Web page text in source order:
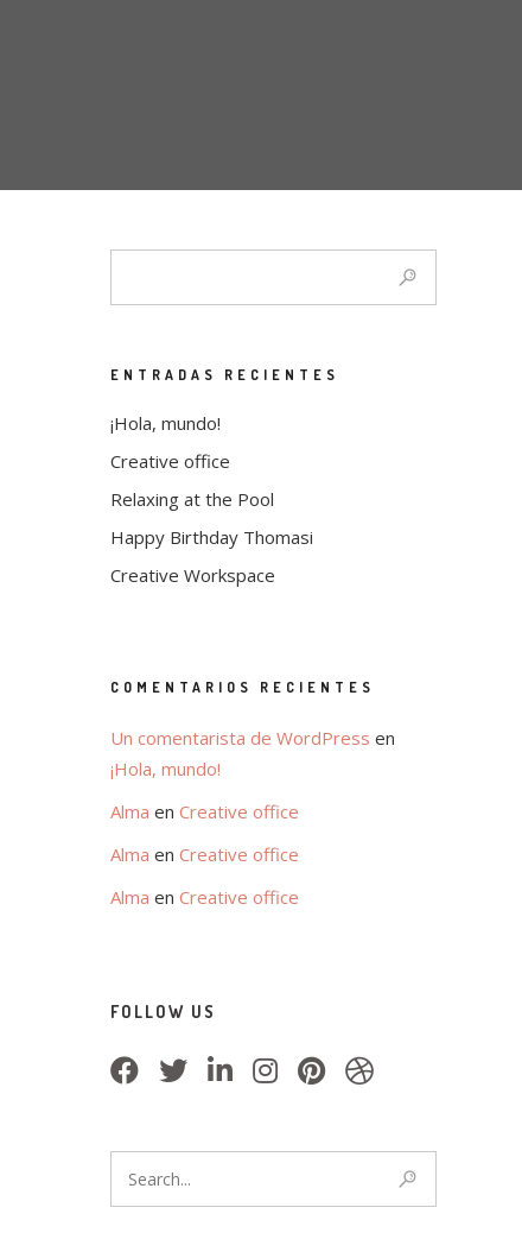
ENTRADAS RECIENTES
¡Hola, mundo!
Creative office
Relaxing at the Pool
Happy Birthday Thomasi
Creative Workspace
COMENTARIOS RECIENTES
Un comentarista de WordPress en
¡Hola, mundo!
Alma en Creative office
Alma en Creative office
Alma en Creative office
FOLLOW US